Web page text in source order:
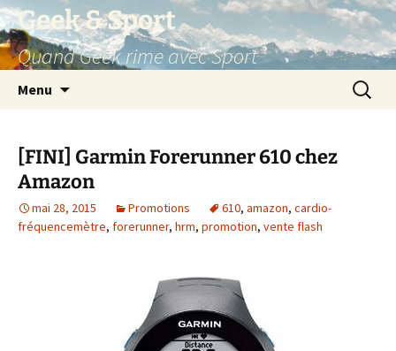
Aller
au
contenu
Geek & Sport
Quand Geek rime avec Sport
Menu
[FINI] Garmin Forerunner 610 chez
Amazon
mai 28, 2015 Promotions 610, amazon, cardio-
fréquencemètre, forerunner, hrm, promotion, vente flash